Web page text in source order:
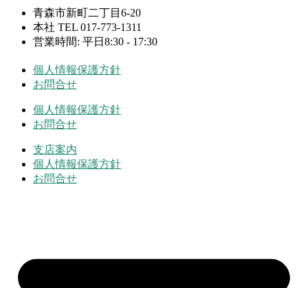
青森市新町二丁目6-20
本社 TEL 017-773-1311
営業時間: 平日8:30 - 17:30
個人情報保護方針
お問合せ
個人情報保護方針
お問合せ
支店案内
個人情報保護方針
お問合せ